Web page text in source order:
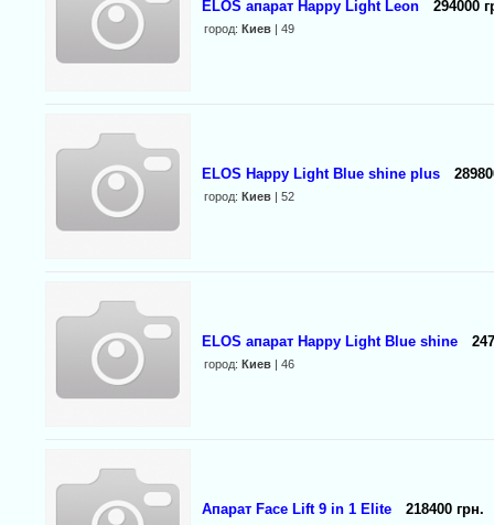
ELOS апарат Happy Light Leon 294000
город: Киев| 49
ELOS Happy Light Blue shine plus
город: Киев| 52
ELOS апарат Happy Light Blue shine
город: Киев| 46
Апарат Face Lift 9 in 1 Elite 218400 грн.